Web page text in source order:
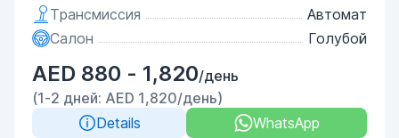
Трансмиссия
Автомат
Салон
Голубой
AED 880 - 1,820/день
(1-2 дней: AED 1,820/день)
Details
WhatsApp